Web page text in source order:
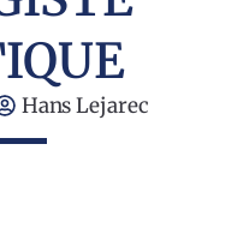
Hans Lejarec